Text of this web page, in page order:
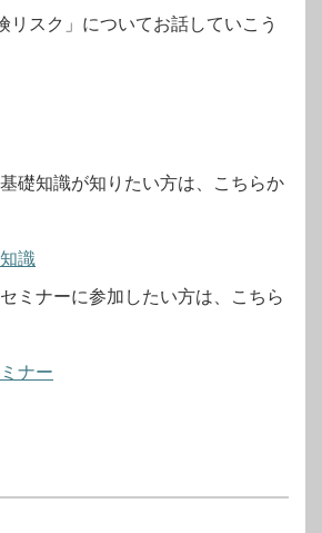
リスク」についてお話していこう
礎知識が知りたい方は、こちらか
識
ミナーに参加したい方は、こちら
ナー